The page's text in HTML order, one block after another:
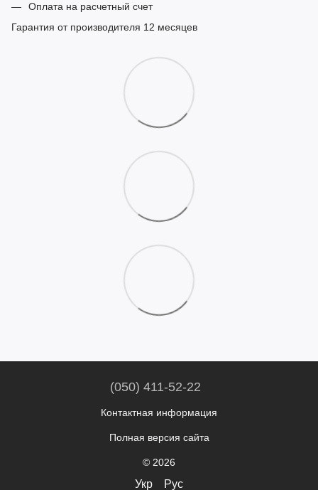
Оплата на расчетный счет
Гарантия от производителя 12 месяцев
(050) 411-52-22
Контактная информация
Полная версия сайта
© 2026
Укр Рус